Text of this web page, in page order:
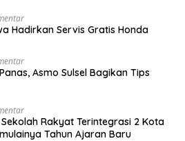
Hadirkan Servis Gratis Honda
Asmo Sulsel Bagikan Tips
Sekolah Rakyat Terintegrasi 2 Kota
Tahun Ajaran Baru